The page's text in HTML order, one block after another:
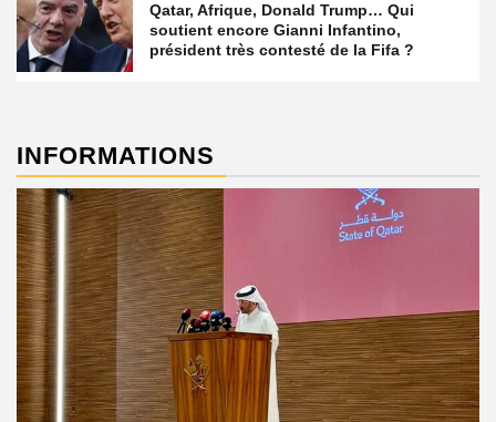
Qatar, Afrique, Donald Trump… Qui
soutient encore Gianni Infantino,
président très contesté de la Fifa ?
INFORMATIONS